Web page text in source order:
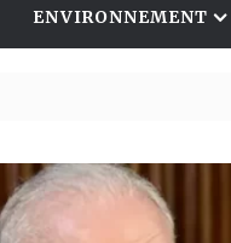
ENVIRONNEMENT